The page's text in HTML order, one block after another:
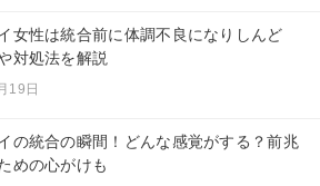
女性は統合前に体調不良になりしんど
対処法を解説
19日
の統合の瞬間！どんな感覚がする？前兆
めの心がけも